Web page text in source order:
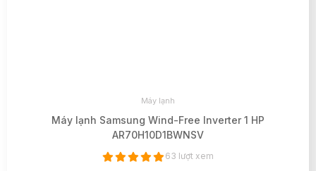
Máy lạnh
Máy lạnh Samsung Wind-Free Inverter 1 HP
AR70H10D1BWNSV
63 lượt xem